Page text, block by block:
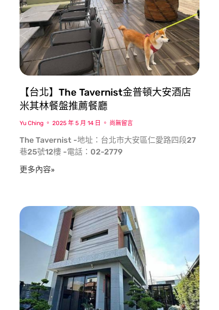
【台北】The Tavernist金普頓大安酒店
米其林餐盤推薦餐廳
Yu Ching 2025 年 5 月 14 日 尚無留言
The Tavernist -地址：台北市大安區仁愛路四段27
巷25號12樓 -電話：02-2779
更多內容»